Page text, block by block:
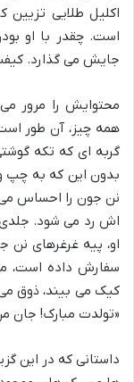
اکلیل طلایی تزیین
است. چقدر با او
جایش می گذارد.
محتوایش را مرور
همه چیز، آن طور
گربه ای که تکه
بدون این که به چپ
نن جون را احساس می
اش رد می شود.
او، پیه غرغرهای نن
سفارش داده است،
کیک می بیند، ذوق
«تولدت مبارک! جان
داستانی که در این